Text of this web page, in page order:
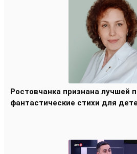
Ростовчанка признана лучшей
фантастические стихи для